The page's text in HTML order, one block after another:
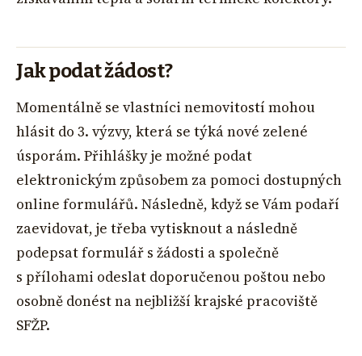
Jak podat žádost?
Momentálně se vlastníci nemovitostí mohou
hlásit do 3. výzvy, která se týká nové zelené
úsporám. Přihlášky je možné podat
elektronickým způsobem za pomoci dostupných
online formulářů. Následně, když se Vám podaří
zaevidovat, je třeba vytisknout a následně
podepsat formulář s žádosti a společně
s přílohami odeslat doporučenou poštou nebo
osobně donést na nejbližší krajské pracoviště
SFŽP.